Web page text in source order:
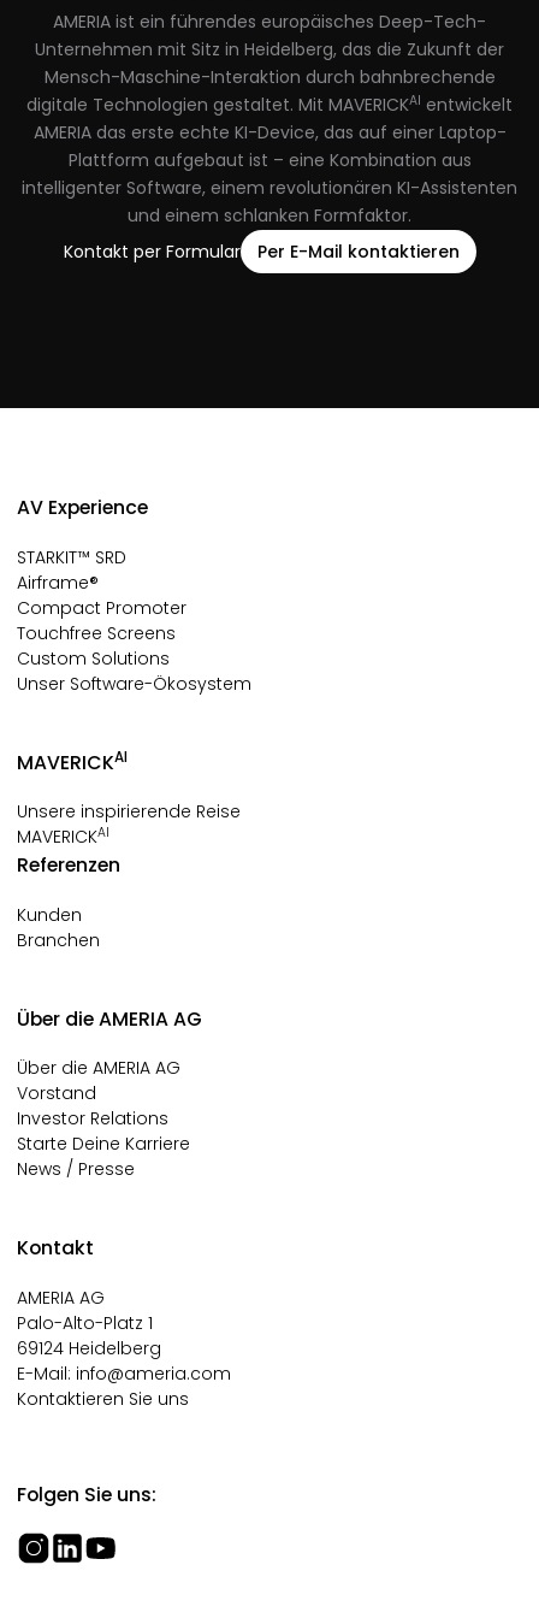
AMERIA ist ein führendes europäisches Deep-Tech-
Unternehmen mit Sitz in Heidelberg, das die Zukunft der
Mensch-Maschine-Interaktion durch bahnbrechende
digitale Technologien gestaltet. Mit MAVERICKAI entwickelt
AMERIA das erste echte KI-Device, das auf einer Laptop-
Plattform aufgebaut ist – eine Kombination aus
intelligenter Software, einem revolutionären KI-Assistenten
und einem schlanken Formfaktor.
Kontakt per Formular
Per E-Mail kontaktieren
AV Experience
STARKIT™ SRD
Airframe®
Compact Promoter
Touchfree Screens
Custom Solutions
Unser Software-Ökosystem
MAVERICKAI
Unsere inspirierende Reise
MAVERICKAI
Referenzen
Kunden
Branchen
Über die AMERIA AG
Über die AMERIA AG
Vorstand
Investor Relations
Starte Deine Karriere
News / Presse
Kontakt
AMERIA AG
Palo-Alto-Platz 1
69124 Heidelberg
E-Mail: info@ameria.com
Kontaktieren Sie uns
Folgen Sie uns: